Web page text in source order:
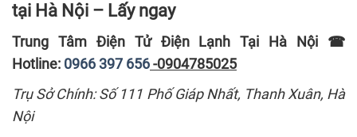
tại Hà Nội – Lấy ngay
Trung Tâm Điện Tử Điện Lạnh Tại Hà Nội ☎
Hotline: 0966 397 656-0904785025
Trụ Sở Chính: Số 111 Phố Giáp Nhất, Thanh Xuân, Hà
Nội